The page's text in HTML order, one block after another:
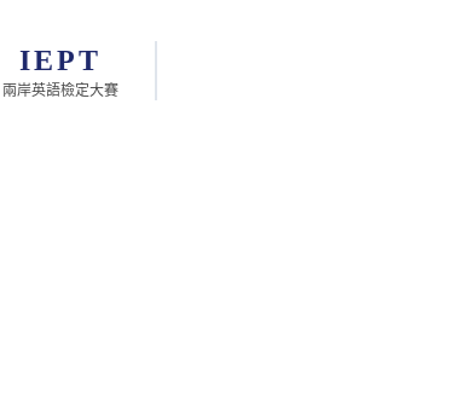
IEPT
兩岸英語檢定大賽